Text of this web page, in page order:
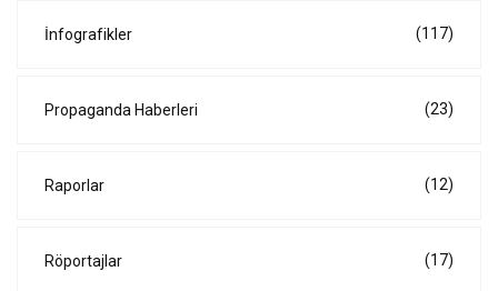
İnfografikler (117)
Propaganda Haberleri (23)
Raporlar (12)
Röportajlar (17)